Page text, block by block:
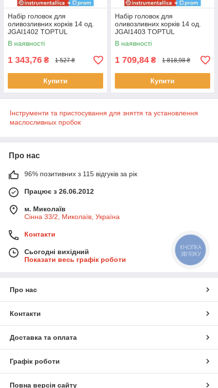
Набір головок для
оливозливних корків 14 од.
JGAI1402 TOPTUL
В наявності
1 343,76 ₴ 1 527 ₴
Купити
Набір головок для
оливозливних корків 14 од.
JGAI1403 TOPTUL
В наявності
1 709,84 ₴ 1 818,98 ₴
Купити
Інструменти та пристосування для зняття та установлення
маслосливных пробок
Про нас
96% позитивних з 115 відгуків за рік
Працює з 26.06.2012
м. Миколаїв
Сінна 33/2, Миколаїв, Україна
Контакти
Сьогодні вихідний
Показати весь графік роботи
Про нас
Контакти
Доставка та оплата
Графік роботи
Повна версія сайту
КНОПКА
ЗВ'ЯЗКУ